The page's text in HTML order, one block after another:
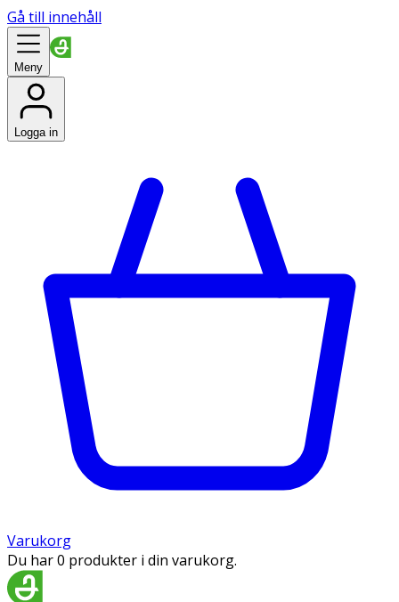
Gå till innehåll
Meny
Logga in
Varukorg
Du har 0 produkter i din varukorg.